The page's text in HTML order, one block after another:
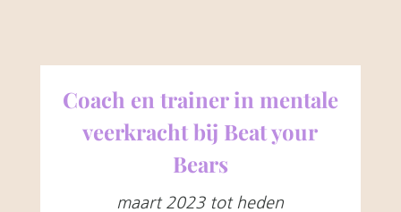
Coach en trainer in mentale
veerkracht bij Beat your
Bears
maart 2023 tot heden